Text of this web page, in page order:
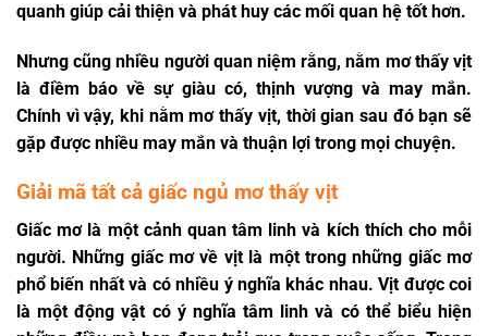
quanh giúp cải thiện và phát huy các mối quan hệ tốt hơn.
Nhưng cũng nhiều người quan niệm rằng, nằm mơ thấy vịt
là điềm báo về sự giàu có, thịnh vượng và may mắn.
Chính vì vậy, khi nằm mơ thấy vịt, thời gian sau đó bạn sẽ
gặp được nhiều may mắn và thuận lợi trong mọi chuyện.
Giải mã tất cả giấc ngủ mơ thấy vịt
Giấc mơ là một cảnh quan tâm linh và kích thích cho mỗi
người. Những giấc mơ về vịt là một trong những giấc mơ
phổ biến nhất và có nhiều ý nghĩa khác nhau. Vịt được coi
là một động vật có ý nghĩa tâm linh và có thể biểu hiện